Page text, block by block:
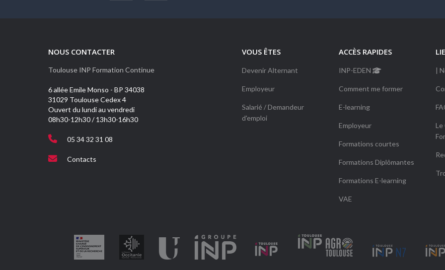
NOUS CONTACTER
Toulouse INP Formation Continue
6 allée Emile Monso - BP 34038
31029 Toulouse Cedex 4
Ouvert du lundi au vendredi
08h30-12h30 / 13h30-16h30
05 34 32 31 08
Contacts
VOUS ÊTES
Devenir Alternant
Employeur
Salarié / Demandeur
d'emploi
ACCÈS RAPIDES
INP-EDEN
Comment me former
E-learning
Employeur
Formations courtes
Formations Diplômantes
Formations E-learning
VAE
|
Le